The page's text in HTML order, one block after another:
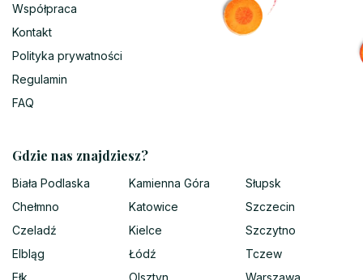
Współpraca
Kontakt
Polityka prywatności
Regulamin
FAQ
Gdzie nas znajdziesz?
Biała Podlaska
Chełmno
Czeladź
Elbląg
Ełk
Kamienna Góra
Katowice
Kielce
Łódź
Olsztyn
Słupsk
Szczecin
Szczytno
Tczew
Warszawa